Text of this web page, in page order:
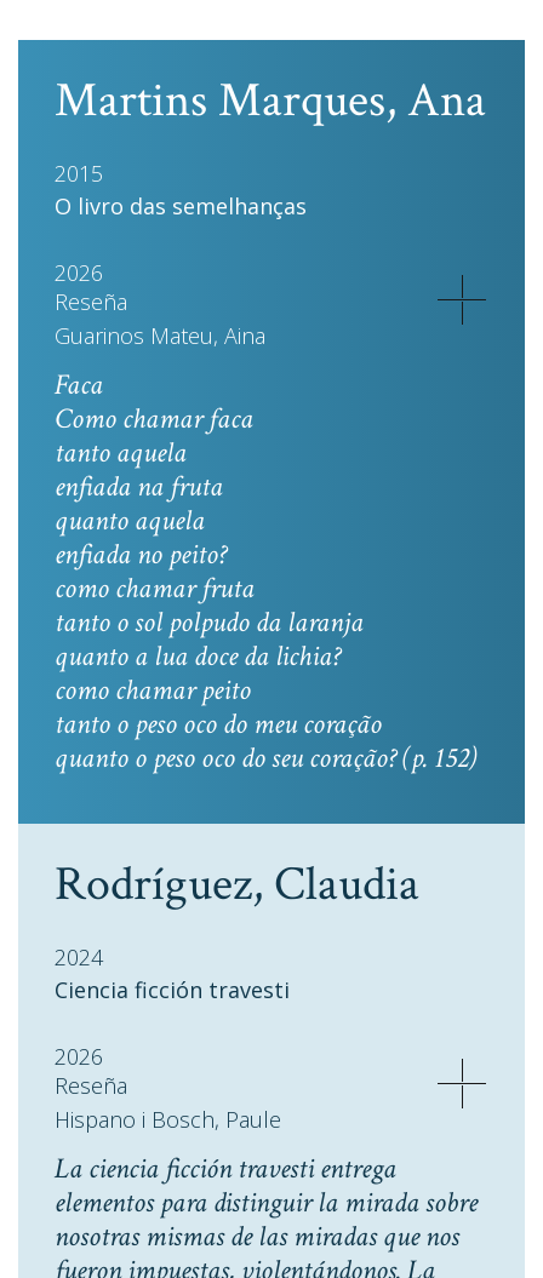
Martins Marques, Ana
2015
O livro das semelhanças
2026
Reseña
Guarinos Mateu, Aina
Faca
Como chamar faca
tanto aquela
enfiada na fruta
quanto aquela
enfiada no peito?
como chamar fruta
tanto o sol polpudo da laranja
quanto a lua doce da lichia?
como chamar peito
tanto o peso oco do meu coração
quanto o peso oco do seu coração? (p. 152)
Rodríguez, Claudia
2024
Ciencia ficción travesti
2026
Reseña
Hispano i Bosch, Paule
La ciencia ficción travesti entrega
elementos para distinguir la mirada sobre
nosotras mismas de las miradas que nos
fueron impuestas, violentándonos. La